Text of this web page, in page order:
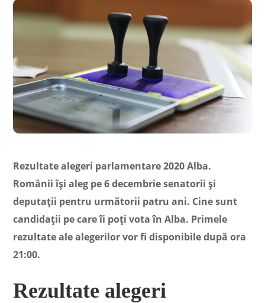
Rezultate alegeri parlamentare 2020 Alba.
Românii își aleg pe 6 decembrie senatorii și
deputații pentru următorii patru ani. Cine sunt
candidații pe care îi poți vota în Alba. Primele
rezultate ale alegerilor vor fi disponibile după ora
21:00.
Rezultate alegeri